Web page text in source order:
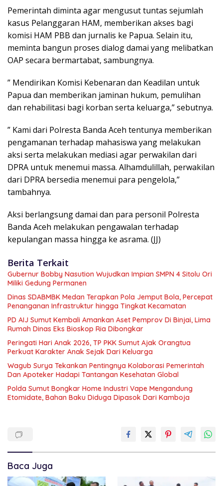
Pemerintah diminta agar mengusut tuntas sejumlah
kasus Pelanggaran HAM, memberikan akses bagi
komisi HAM PBB dan jurnalis ke Papua. Selain itu,
meminta bangun proses dialog damai yang melibatkan
OAP secara bermartabat, sambungnya.
” Mendirikan Komisi Kebenaran dan Keadilan untuk
Papua dan memberikan jaminan hukum, pemulihan
dan rehabilitasi bagi korban serta keluarga,” sebutnya.
” Kami dari Polresta Banda Aceh tentunya memberikan
pengamanan terhadap mahasiswa yang melakukan
aksi serta melakukan mediasi agar perwakilan dari
DPRA untuk menemui massa. Alhamdulillah, perwakilan
dari DPRA bersedia menemui para pengelola,”
tambahnya.
Aksi berlangsung damai dan para personil Polresta
Banda Aceh melakukan pengawalan terhadap
kepulangan massa hingga ke asrama. (JJ)
Berita Terkait
Gubernur Bobby Nasution Wujudkan Impian SMPN 4 Sitolu Ori
Miliki Gedung Permanen
Dinas SDABMBK Medan Terapkan Pola Jemput Bola, Percepat
Penanganan Infrastruktur hingga Tingkat Kecamatan
PD AIJ Sumut Kembali Amankan Aset Pemprov Di Binjai, Lima
Rumah Dinas Eks Bioskop Ria Dibongkar
Peringati Hari Anak 2026, TP PKK Sumut Ajak Orangtua
Perkuat Karakter Anak Sejak Dari Keluarga
Wagub Surya Tekankan Pentingnya Kolaborasi Pemerintah
Dan Apoteker Hadapi Tantangan Kesehatan Global
Polda Sumut Bongkar Home Industri Vape Mengandung
Etomidate, Bahan Baku Diduga Dipasok Dari Kamboja
Baca Juga